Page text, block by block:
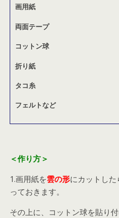
画用紙
両面テープ
コットン球
折り紙
タコ糸
フェルトなど
＜作り方＞
1.画用紙を雲の形にカットし
っておきます。
その上に、コットン球を貼り付